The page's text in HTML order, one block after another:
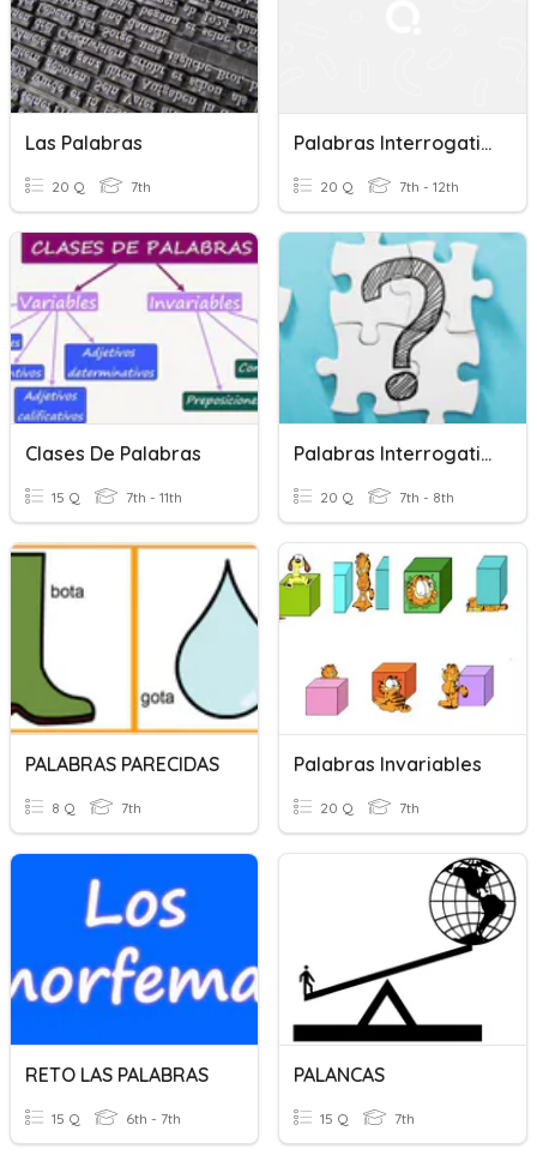
Las Palabras
20 Q 7th
Palabras Interrogativas
20 Q 7th - 12th
Clases De Palabras
15 Q 7th - 11th
Palabras Interrogativas
20 Q 7th - 8th
PALABRAS PARECIDAS
8 Q 7th
Palabras Invariables
20 Q 7th
RETO LAS PALABRAS
15 Q 6th - 7th
PALANCAS
15 Q 7th